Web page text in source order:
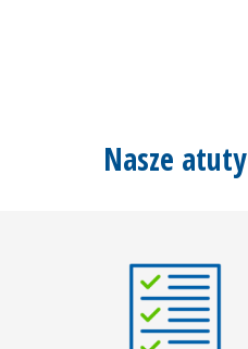
Nasze atuty